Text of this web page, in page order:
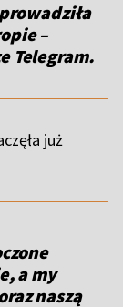
–
Telegram.
już
a my
naszą